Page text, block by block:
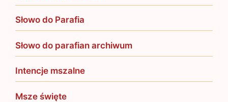
Słowo do Parafia
Słowo do parafian archiwum
Intencje mszalne
Msze święte